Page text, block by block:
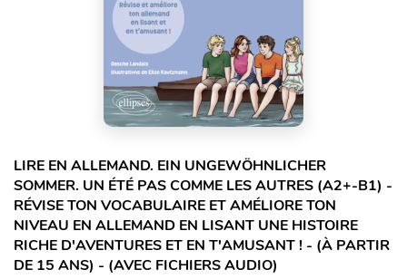
LIRE EN ALLEMAND. EIN UNGEWÖHNLICHER
SOMMER. UN ÉTÉ PAS COMME LES AUTRES (A2+-B1) -
RÉVISE TON VOCABULAIRE ET AMÉLIORE TON
NIVEAU EN ALLEMAND EN LISANT UNE HISTOIRE
RICHE D'AVENTURES ET EN T'AMUSANT ! - (À PARTIR
DE 15 ANS) - (AVEC FICHIERS AUDIO)